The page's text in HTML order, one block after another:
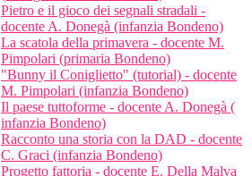
Pietro e il gioco dei segnali stradali -
docente A. Donegà (infanzia Bondeno)
La scatola della primavera - docente M.
Pimpolari (primaria Bondeno)
"Bunny il Coniglietto" (tutorial) - docente
M. Pimpolari (infanzia Bondeno)
Il paese tuttoforme - docente A. Donegà (
infanzia Bondeno)
Racconto una storia con la DAD - docente
C. Graci (infanzia Bondeno)
Progetto fattoria - docente E. Della Malva